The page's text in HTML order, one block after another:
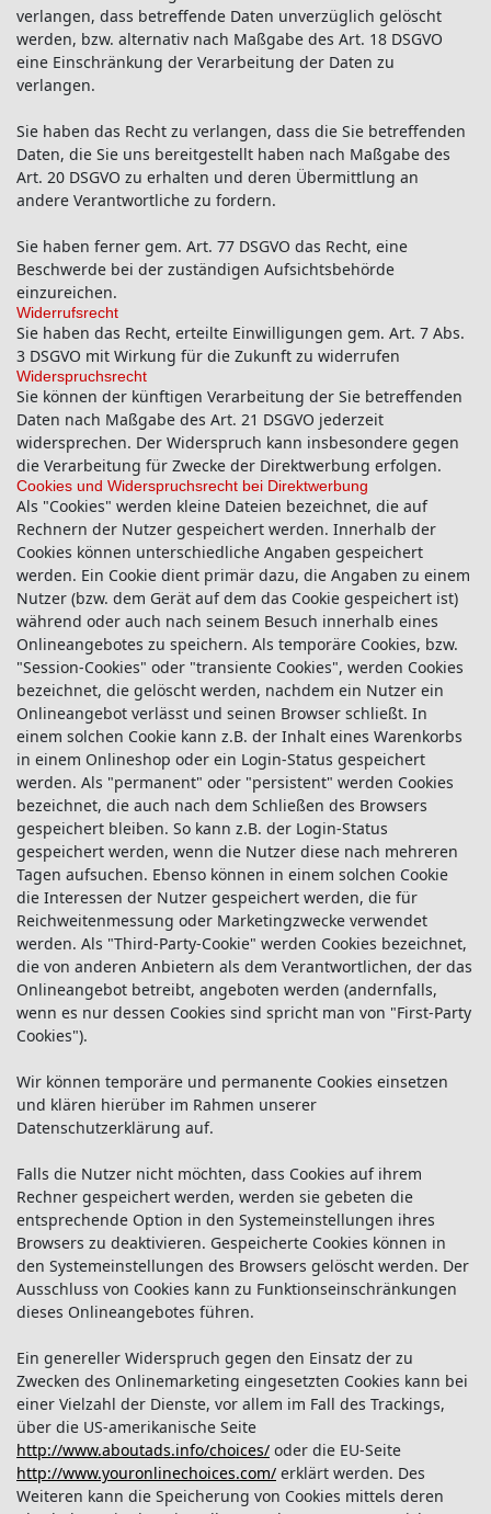
verlangen, dass betreffende Daten unverzüglich gelöscht
werden, bzw. alternativ nach Maßgabe des Art. 18 DSGVO
eine Einschränkung der Verarbeitung der Daten zu
verlangen.
Sie haben das Recht zu verlangen, dass die Sie betreffenden
Daten, die Sie uns bereitgestellt haben nach Maßgabe des
Art. 20 DSGVO zu erhalten und deren Übermittlung an
andere Verantwortliche zu fordern.
Sie haben ferner gem. Art. 77 DSGVO das Recht, eine
Beschwerde bei der zuständigen Aufsichtsbehörde
einzureichen.
Widerrufsrecht
Sie haben das Recht, erteilte Einwilligungen gem. Art. 7 Abs.
3 DSGVO mit Wirkung für die Zukunft zu widerrufen
Widerspruchsrecht
Sie können der künftigen Verarbeitung der Sie betreffenden
Daten nach Maßgabe des Art. 21 DSGVO jederzeit
widersprechen. Der Widerspruch kann insbesondere gegen
die Verarbeitung für Zwecke der Direktwerbung erfolgen.
Cookies und Widerspruchsrecht bei Direktwerbung
Als "Cookies" werden kleine Dateien bezeichnet, die auf
Rechnern der Nutzer gespeichert werden. Innerhalb der
Cookies können unterschiedliche Angaben gespeichert
werden. Ein Cookie dient primär dazu, die Angaben zu einem
Nutzer (bzw. dem Gerät auf dem das Cookie gespeichert ist)
während oder auch nach seinem Besuch innerhalb eines
Onlineangebotes zu speichern. Als temporäre Cookies, bzw.
"Session-Cookies" oder "transiente Cookies", werden Cookies
bezeichnet, die gelöscht werden, nachdem ein Nutzer ein
Onlineangebot verlässt und seinen Browser schließt. In
einem solchen Cookie kann z.B. der Inhalt eines Warenkorbs
in einem Onlineshop oder ein Login-Status gespeichert
werden. Als "permanent" oder "persistent" werden Cookies
bezeichnet, die auch nach dem Schließen des Browsers
gespeichert bleiben. So kann z.B. der Login-Status
gespeichert werden, wenn die Nutzer diese nach mehreren
Tagen aufsuchen. Ebenso können in einem solchen Cookie
die Interessen der Nutzer gespeichert werden, die für
Reichweitenmessung oder Marketingzwecke verwendet
werden. Als "Third-Party-Cookie" werden Cookies bezeichnet,
die von anderen Anbietern als dem Verantwortlichen, der das
Onlineangebot betreibt, angeboten werden (andernfalls,
wenn es nur dessen Cookies sind spricht man von "First-Party
Cookies").
Wir können temporäre und permanente Cookies einsetzen
und klären hierüber im Rahmen unserer
Datenschutzerklärung auf.
Falls die Nutzer nicht möchten, dass Cookies auf ihrem
Rechner gespeichert werden, werden sie gebeten die
entsprechende Option in den Systemeinstellungen ihres
Browsers zu deaktivieren. Gespeicherte Cookies können in
den Systemeinstellungen des Browsers gelöscht werden. Der
Ausschluss von Cookies kann zu Funktionseinschränkungen
dieses Onlineangebotes führen.
Ein genereller Widerspruch gegen den Einsatz der zu
Zwecken des Onlinemarketing eingesetzten Cookies kann bei
einer Vielzahl der Dienste, vor allem im Fall des Trackings,
über die US-amerikanische Seite
http://www.aboutads.info/choices/ oder die EU-Seite
http://www.youronlinechoices.com/ erklärt werden. Des
Weiteren kann die Speicherung von Cookies mittels deren